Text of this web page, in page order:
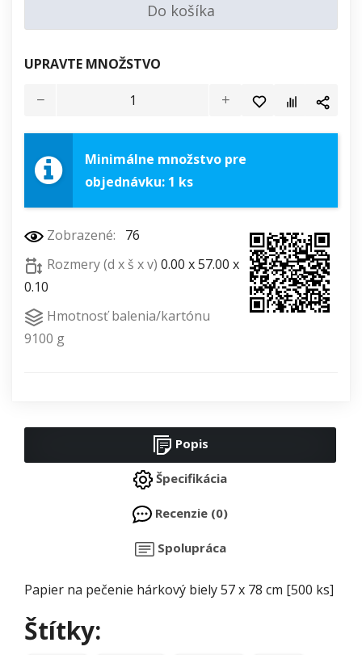
Do košíka
UPRAVTE MNOŽSTVO
Minimálne množstvo pre
objednávku: 1 ks
Zobrazené:
76
Rozmery (d x š x v) 0.00 x 57.00 x
0.10
Hmotnosť balenia/kartónu
9100 g
Popis
Špecifikácia
Recenzie (0)
Spolupráca
Papier na pečenie hárkový biely 57 x 78 cm [500 ks]
Štítky: